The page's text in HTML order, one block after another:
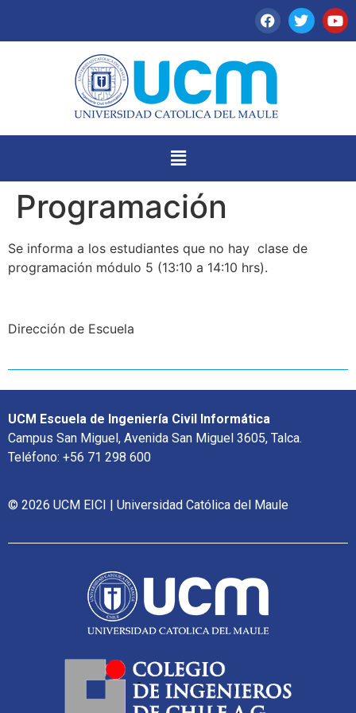
Programación
Se informa a los estudiantes que no hay clase de
programación módulo 5 (13:10 a 14:10 hrs).
Dirección de Escuela
UCM Escuela de Ingeniería Civil Informática
Campus San Miguel, Avenida San Miguel 3605, Talca.
Teléfono: +56 71 298 600
© 2026 UCM EICI | Universidad Católica del Maule